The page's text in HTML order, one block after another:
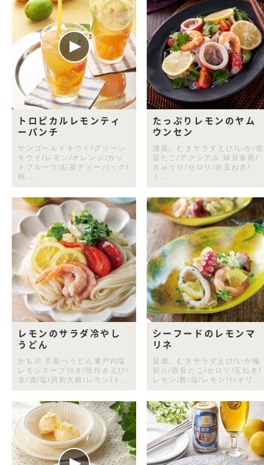
トロピカルレモンティ
ーパンチ
サンゴールドキウイ/グリーン
キウイ/レモン/オレンジ/カッ
トフルーツ/紅茶ティーバッグ/
熱...
たっぷりレモンのヤム
ウンセン
濃旨。むきサラダえび/いか/壺
旨たこ/アクシアル 緑豆春雨/
きゅうり/セロリ/赤玉ねぎ/
ミ...
レモンのサラダ冷やし
うどん
かも川 手延べうどん瀬戸内塩
レモンスープ付き/殻付きえび/
水/酒/塩/貝割大根/レモン/ト...
シーフードのレモンマ
リネ
旨濃。むきサラダえび/いか輪
切り/壺旨たこ/セロリ/玉ねぎ/
レモン/酢/塩/レモン汁/オリ...